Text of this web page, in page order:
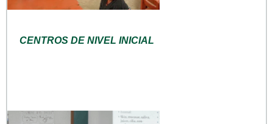
CENTROS DE NIVEL INICIAL